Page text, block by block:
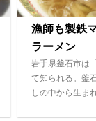
漁師も製鉄
ラーメン
岩手県釜石市は
て知られる。釜
しの中から生ま